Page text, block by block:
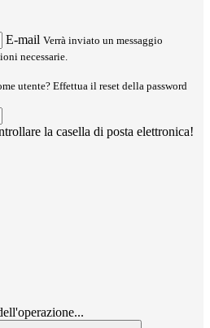
E-mail Verrà inviato un messaggio
necessarie.
utente? Effettua il reset della password
la casella di posta elettronica!